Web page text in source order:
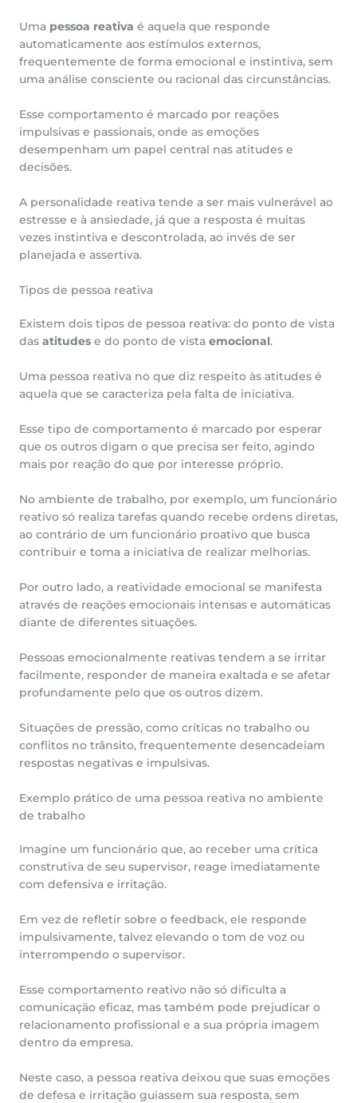
Uma pessoa reativa é aquela que responde
automaticamente aos estímulos externos,
frequentemente de forma emocional e instintiva, sem
uma análise consciente ou racional das circunstâncias.
Esse comportamento é marcado por reações
impulsivas e passionais, onde as emoções
desempenham um papel central nas atitudes e
decisões.
A personalidade reativa tende a ser mais vulnerável ao
estresse e à ansiedade, já que a resposta é muitas
vezes instintiva e descontrolada, ao invés de ser
planejada e assertiva.
Tipos de pessoa reativa
Existem dois tipos de pessoa reativa: do ponto de vista
das atitudes e do ponto de vista emocional.
Uma pessoa reativa no que diz respeito às atitudes é
aquela que se caracteriza pela falta de iniciativa.
Esse tipo de comportamento é marcado por esperar
que os outros digam o que precisa ser feito, agindo
mais por reação do que por interesse próprio.
No ambiente de trabalho, por exemplo, um funcionário
reativo só realiza tarefas quando recebe ordens diretas,
ao contrário de um funcionário proativo que busca
contribuir e toma a iniciativa de realizar melhorias.
Por outro lado, a reatividade emocional se manifesta
através de reações emocionais intensas e automáticas
diante de diferentes situações.
Pessoas emocionalmente reativas tendem a se irritar
facilmente, responder de maneira exaltada e se afetar
profundamente pelo que os outros dizem.
Situações de pressão, como críticas no trabalho ou
conflitos no trânsito, frequentemente desencadeiam
respostas negativas e impulsivas.
Exemplo prático de uma pessoa reativa no ambiente
de trabalho
Imagine um funcionário que, ao receber uma crítica
construtiva de seu supervisor, reage imediatamente
com defensiva e irritação.
Em vez de refletir sobre o feedback, ele responde
impulsivamente, talvez elevando o tom de voz ou
interrompendo o supervisor.
Esse comportamento reativo não só dificulta a
comunicação eficaz, mas também pode prejudicar o
relacionamento profissional e a sua própria imagem
dentro da empresa.
Neste caso, a pessoa reativa deixou que suas emoções
de defesa e irritação guiassem sua resposta, sem